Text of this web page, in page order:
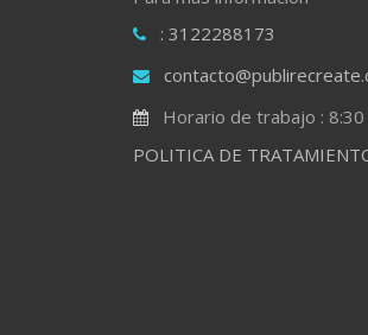
: 3122288173
Horario de trabajo :
POLITICA DE